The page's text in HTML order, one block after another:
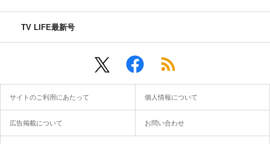
TV LIFE最新号
サイトのご利用にあたって 個人情報について
広告掲載について お問い合わせ